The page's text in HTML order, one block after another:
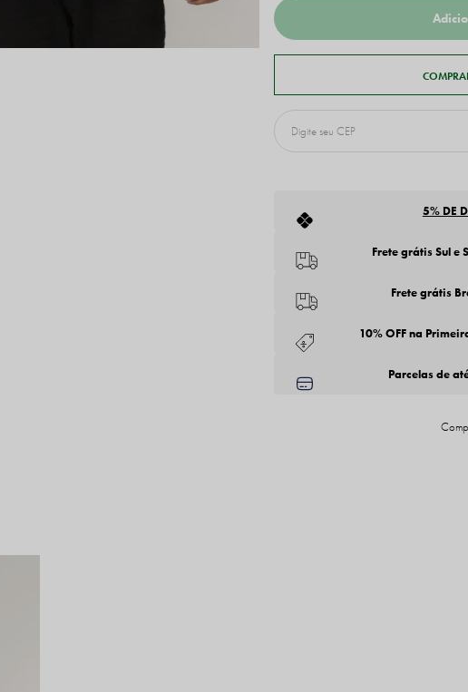
5% DE
Frete grátis Sul e
Frete grátis
10% OFF na
Parcelas de